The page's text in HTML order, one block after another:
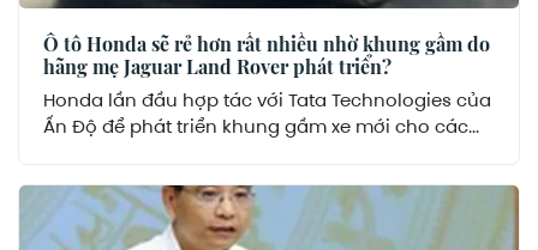
Ô tô Honda sẽ rẻ hơn rất nhiều nhờ khung gầm do
hãng mẹ Jaguar Land Rover phát triển?
Honda lần đầu hợp tác với Tata Technologies của
Ấn Độ để phát triển khung gầm xe mới cho các...